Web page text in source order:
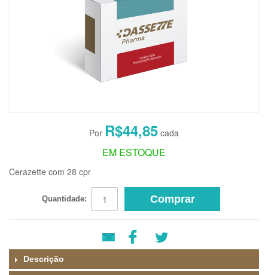
R$44,85
EM ESTOQUE
Cerazette com 28 cpr
Quantidade: Comprar
Descrição